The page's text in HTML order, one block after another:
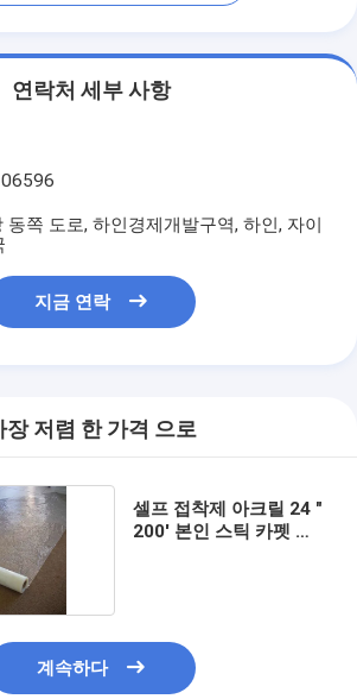
연락처 세부 사항
동쪽 도로, 하인경제개발구역, 하인, 자이
지금 연락
장 저렴 한 가격 으로
셀프 접착제 아크릴 24 "
200' 본인 스틱 카펫 보
계속하다